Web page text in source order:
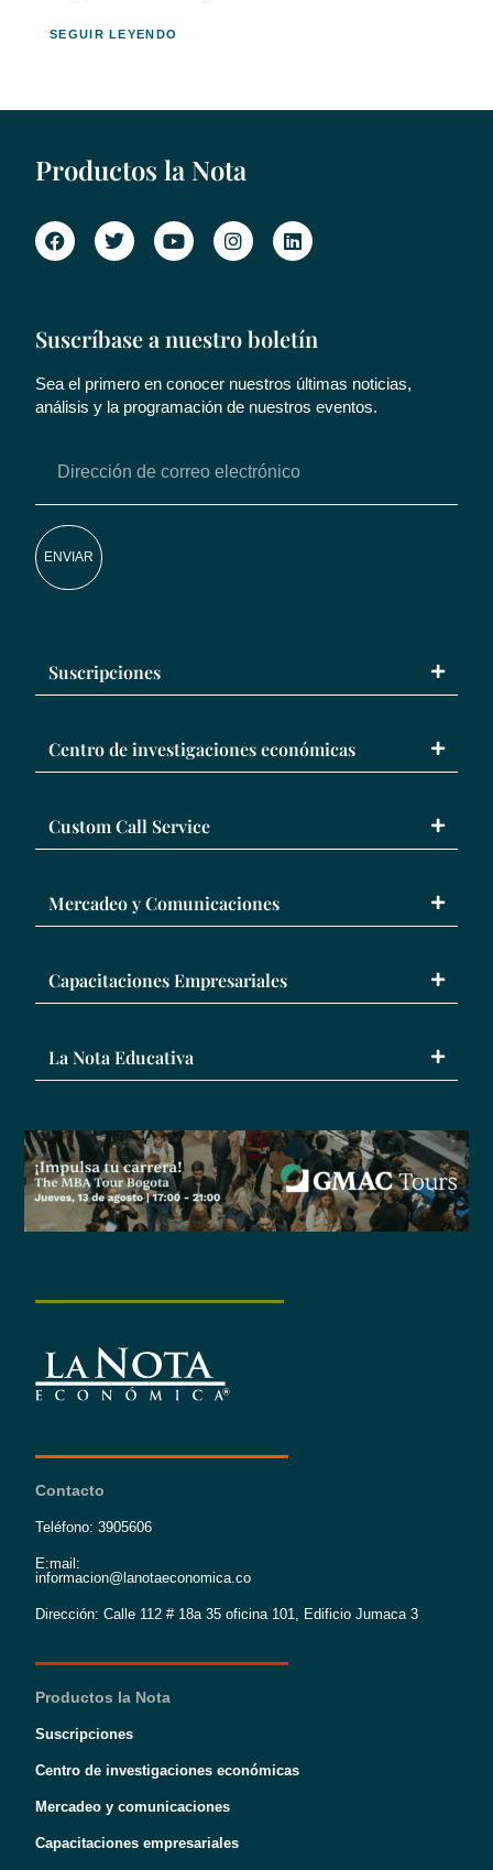
SEGUIR LEYENDO
Productos la Nota
Suscríbase a nuestro boletín
Sea el primero en conocer nuestros últimas noticias,
análisis y la programación de nuestros eventos.
ENVIAR
Suscripciones
Centro de investigaciones económicas
Custom Call Service
Mercadeo y Comunicaciones
Capacitaciones Empresariales
La Nota Educativa
Contacto
Teléfono: 3905606
E:mail:
informacion@lanotaeconomica.co
Dirección: Calle 112 # 18a 35 oficina 101, Edificio Jumaca 3
Productos la Nota
Suscripciones
Centro de investigaciones económicas
Mercadeo y comunicaciones
Capacitaciones empresariales